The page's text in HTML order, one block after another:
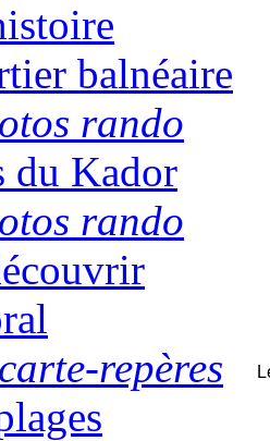
balnéaire
rando
du Kador
rando
carte-repères